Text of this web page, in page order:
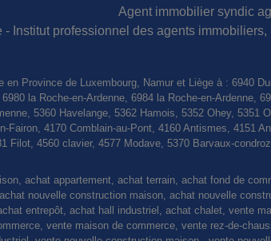
Agent immobilier syndic
- Institut professionnel des agents
en Province de Luxembourg, Namur et Liège à : 6940
la Roche-en-Ardenne, 6984 la Roche-en-Ardenne,
5360 Havelange, 5362 Hamois, 5352 Ohey,
Fairon, 4170 Comblain-au-Pont, 4160 Antismes, 4151
Filot, 4560 clavier, 4577 Modave, 5370 Barvaux-
achat appartement, achat terrain, achat fond de
nouvelle construction maison, achat nouvelle
entrepôt, achat hall industriel, achat chalet, vente
vente maison de commerce, vente rez-de-